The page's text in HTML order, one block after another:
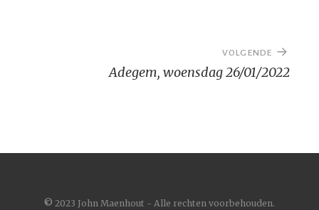
VOLGENDE
Adegem, woensdag 26/01/2022
© 2023 John Maenhout - Alle rechten voorbehouden.